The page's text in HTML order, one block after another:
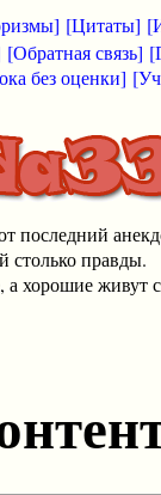
[Цитаты]
[Обратная связь]
без оценки]
последний
столько правды.
хорошие живут